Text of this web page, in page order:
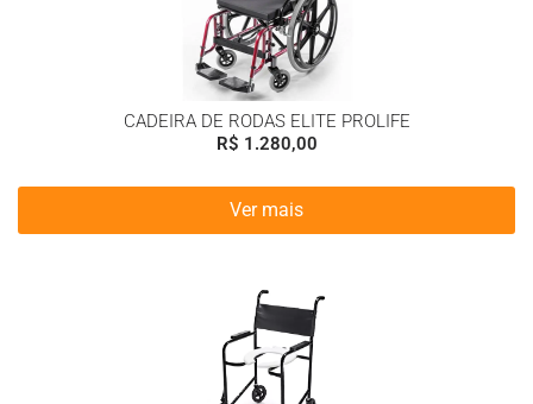
CADEIRA DE RODAS ELITE PROLIFE
R$ 1.280,00
Ver mais